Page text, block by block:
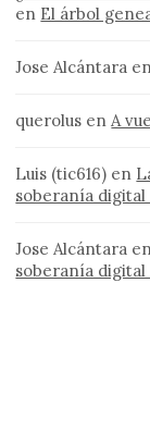
en El árbol
Jose Alcántara en
querolus en A
Luis (tic616) en
soberanía
Jose Alcántara en
soberanía